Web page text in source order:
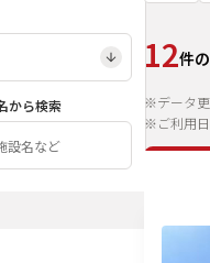
から検索
12件
※データ
※ご利用日